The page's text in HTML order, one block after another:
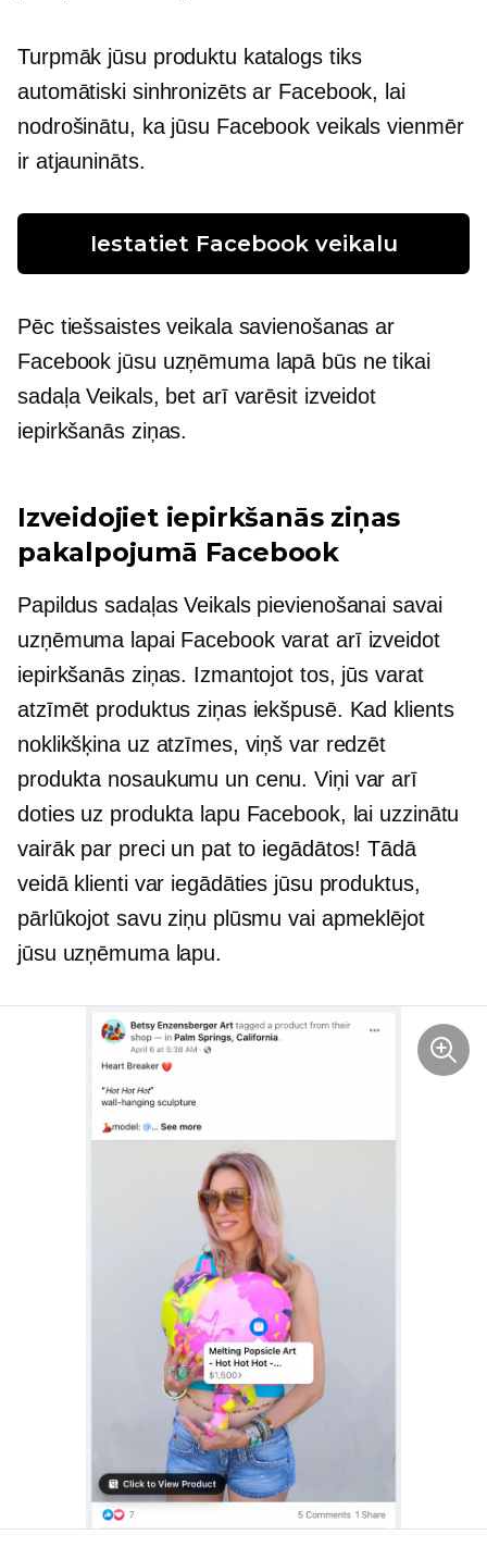
Turpmāk jūsu produktu katalogs tiks
automātiski sinhronizēts ar Facebook, lai
nodrošinātu, ka jūsu Facebook veikals vienmēr
ir atjaunināts.
Iestatiet Facebook veikalu
Pēc tiešsaistes veikala savienošanas ar
Facebook jūsu uzņēmuma lapā būs ne tikai
sadaļa Veikals, bet arī varēsit izveidot
iepirkšanās ziņas.
Izveidojiet iepirkšanās ziņas
pakalpojumā Facebook
Papildus sadaļas Veikals pievienošanai savai
uzņēmuma lapai Facebook varat arī izveidot
iepirkšanās ziņas. Izmantojot tos, jūs varat
atzīmēt produktus ziņas iekšpusē. Kad klients
noklikšķina uz atzīmes, viņš var redzēt
produkta nosaukumu un cenu. Viņi var arī
doties uz produkta lapu Facebook, lai uzzinātu
vairāk par preci un pat to iegādātos! Tādā
veidā klienti var iegādāties jūsu produktus,
pārlūkojot savu ziņu plūsmu vai apmeklējot
jūsu uzņēmuma lapu.